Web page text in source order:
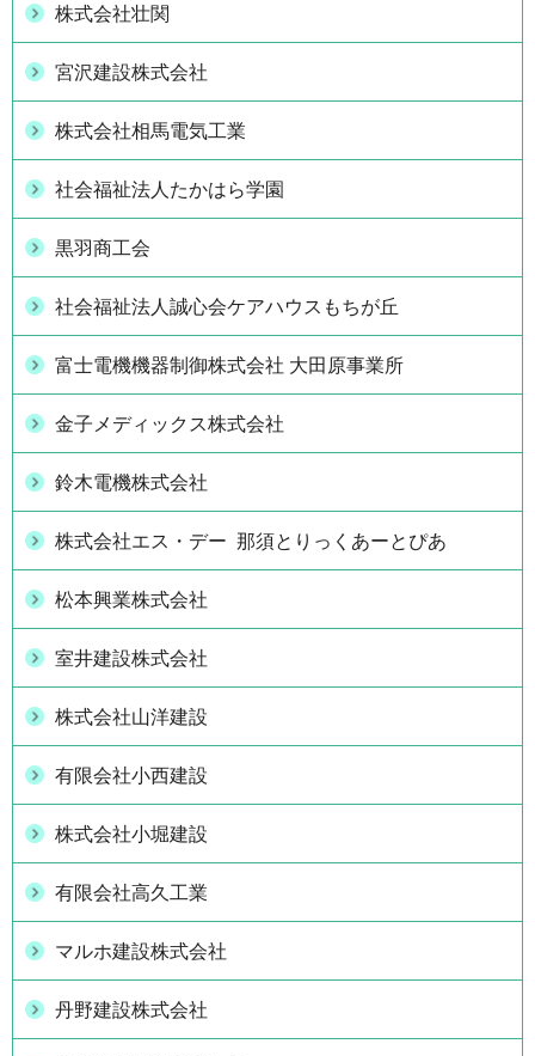
株式会社壮関
宮沢建設株式会社
株式会社相馬電気工業
社会福祉法人たかはら学園
黒羽商工会
社会福祉法人誠心会ケアハウスもちが丘
富士電機機器制御株式会社 大田原事業所
金子メディックス株式会社
鈴木電機株式会社
株式会社エス・デー 那須とりっくあーとぴあ
松本興業株式会社
室井建設株式会社
株式会社山洋建設
有限会社小西建設
株式会社小堀建設
有限会社高久工業
マルホ建設株式会社
丹野建設株式会社